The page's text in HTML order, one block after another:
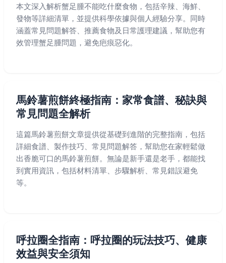
本文深入解析蟹足腫不能吃什麼食物，包括辛辣、海鮮、
發物等詳細清單，並提供科學依據與個人經驗分享。同時
涵蓋常見問題解答、推薦食物及日常護理建議，幫助您有
效管理蟹足腫問題，避免疤痕惡化。
馬鈴薯煎餅終極指南：家常食譜、秘訣與
常見問題全解析
這篇馬鈴薯煎餅文章提供從基礎到進階的完整指南，包括
詳細食譜、製作技巧、常見問題解答，幫助您在家輕鬆做
出香脆可口的馬鈴薯煎餅。無論是新手還是老手，都能找
到實用資訊，包括材料清單、步驟解析、常見錯誤避免
等。
呼拉圈全指南：呼拉圈的玩法技巧、健康
效益與安全須知